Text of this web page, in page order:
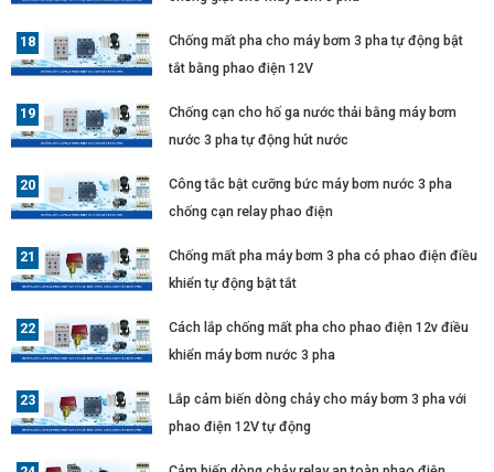
Chống mất pha cho máy bơm 3 pha tự động bật
tắt bằng phao điện 12V
Chống cạn cho hố ga nước thải bằng máy bơm
nước 3 pha tự động hút nước
Công tắc bật cưỡng bức máy bơm nước 3 pha
chống cạn relay phao điện
Chống mất pha máy bơm 3 pha có phao điện điều
khiển tự động bật tắt
Cách lắp chống mất pha cho phao điện 12v điều
khiển máy bơm nước 3 pha
Lắp cảm biến dòng chảy cho máy bơm 3 pha với
phao điện 12V tự động